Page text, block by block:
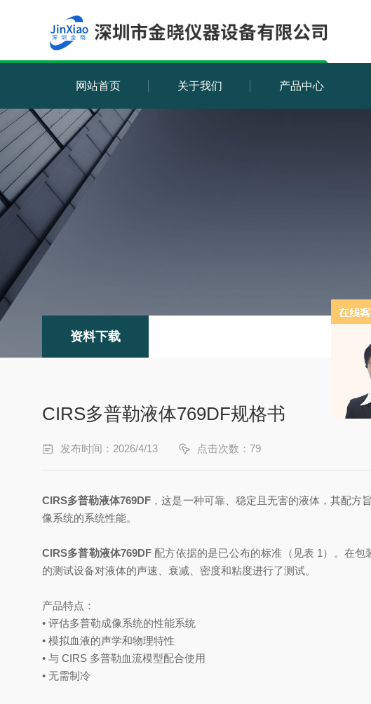
网站首页 关于我们 产品中心
资料下载
CIRS多普勒液体769DF规格书
发布时间：2026/4/13 点击次数：79
CIRS多普勒液体769DF ，这是一种可靠、稳定且无害的液体，其配
像系统的系统性能。
CIRS多普勒液体769DF 配方依据的是已公布的标准（见表 1）。在
的测试设备对液体的声速、衰减、密度和粘度进行了测试。
产品特点：
• 评估多普勒成像系统的性能系统
• 模拟血液的声学和物理特性
• 与 CIRS 多普勒血流模型配合使用
• 无需制冷